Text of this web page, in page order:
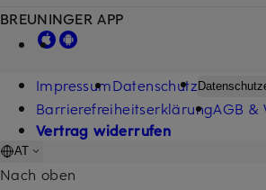
BREUNINGER APP
ImpressumDatenschutz
BarrierefreiheitserklärungAGB &
Vertrag widerrufen
AT
Nach oben